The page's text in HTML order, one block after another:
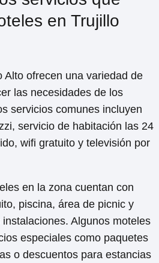
Ver listado
servicios que
en Trujillo